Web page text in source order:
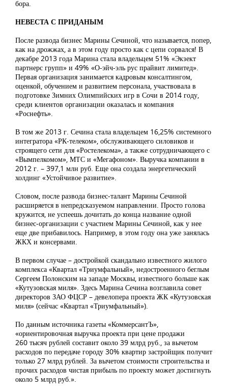
бора.
НЕВЕСТА С ПРИДАНЫМ
После развода бизнес Марины Сечиной, что называется, попер,
как на дрожжах, а в этом году просто как с цепи сорвался! В
декабре 2013 года Марина стала владельцем 51% «Экзект
партнерс групп» и 49% «О-эйч-эль рус прайвит лимитед».
Первая организация занимается кадровым консалтингом,
оценкой, обучением и развитием персонала, участвовала в
подготовке Зимних Олимпийских игр в Сочи в 2014 году,
среди клиентов организации оказалась и компания
«Роснефть».
В том же 2013 г. Сечина стала владельцем 16,25% системного
интегратора «РК-телеком», обслуживающего силовиков и
строящего сети для «Ростелекома», а также сотрудничающего с
«Вымпелкомом», МТС и «Мегафоном». Выручка компании в
2012 г. – 397,1 млн руб. Еще она создала энергетический
холдинг «Устойчивое развитие».
Словом, после развода бизнес-талант Марины Сечиной
расширяется в непредсказуемом направлении. Просто голова
кружится, не успеешь дочитать до конца название одной
бизнес-организации с участием Марины Сечиной, как у нее
еще две прибавилось. Например, в этом году она уже занялась
ЖКХ и консервами.
В первом случае – достройкой скандально известного жилого
комплекса «Квартал «Триумфальный», недостроенного беглым
Сергеем Полонским на западе Москвы, известного больше как
«Кутузовская миля». Здесь Марина Сечина возглавила совет
директоров ЗАО ФЦСР – девелопера проекта ЖК «Кутузовская
миля» (сейчас «Квартал «Триумфальный»).
По данным источника газеты «КоммерсантЪ»,
«ориентировочная выручка проекта при цене продажи
260 тысяч рублей составит около 39 млрд руб., за вычетом
расходов по передаче городу 30% квартир застройщик получит
только 27 млрд рублей. За вычетом стоимости строительства и
прочих расходов чистая прибыль по проекту может достигнуть
около 5 млрд руб.».